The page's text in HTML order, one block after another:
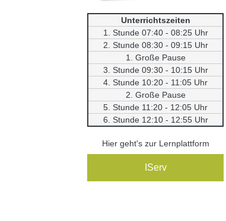
Unterrichtszeiten
1. Stunde 07:40 - 08:25 Uhr
2. Stunde 08:30 - 09:15 Uhr
1. Große Pause
3. Stunde 09:30 - 10:15 Uhr
4. Stunde 10:20 - 11:05 Uhr
2. Große Pause
5. Stunde 11:20 - 12:05 Uhr
6. Stunde 12:10 - 12:55 Uhr
Hier geht's zur Lernplattform
IServ